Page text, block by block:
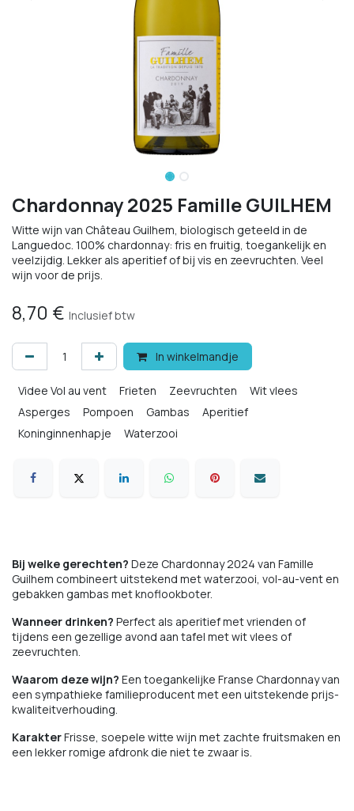
Chardonnay 2025 Famille GUILHEM
Witte wijn van Château Guilhem, biologisch geteeld in de
Languedoc. 100% chardonnay: fris en fruitig, toegankelijk en
veelzijdig. Lekker als aperitief of bij vis en zeevruchten. Veel
wijn voor de prijs.
8,70 € Inclusief btw
In winkelmandje
Videe Vol au vent Frieten Zeevruchten
Wit vlees
Asperges
Pompoen Gambas
Aperitief
Koninginnenhapje
Waterzooi
Bij welke gerechten? Deze Chardonnay 2024 van Famille
Guilhem combineert uitstekend met waterzooi, vol-au-vent en
gebakken gambas met knoflookboter.
Wanneer drinken? Perfect als aperitief met vrienden of
tijdens een gezellige avond aan tafel met wit vlees of
zeevruchten.
Waarom deze wijn? Een toegankelijke Franse Chardonnay van
een sympathieke familieproducent met een uitstekende prijs-
kwaliteitverhouding.
KarakterFrisse, soepele witte wijn met zachte fruitsmaken en
een lekker romige afdronk die niet te zwaar is.